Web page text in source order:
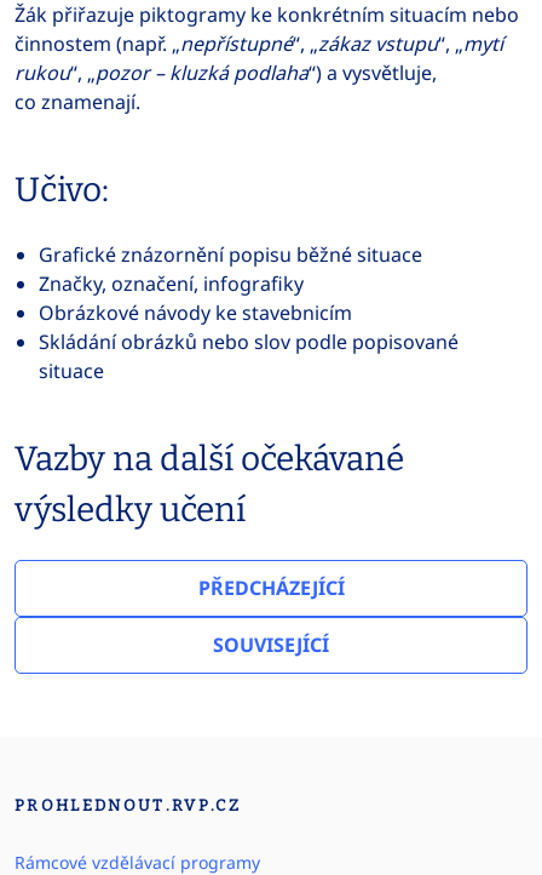
Žák přiřazuje piktogramy ke konkrétním situacím nebo
činnostem (např. „nepřístupné“, „zákaz vstupu“, „mytí
rukou“, „pozor – kluzká podlaha“) a vysvětluje,
co znamenají.
Učivo:
Grafické znázornění popisu běžné situace
Značky, označení, infografiky
Obrázkové návody ke stavebnicím
Skládání obrázků nebo slov podle popisované
situace
Vazby na další očekávané
výsledky učení
PŘEDCHÁZEJÍCÍ
SOUVISEJÍCÍ
PROHLEDNOUT.RVP.CZ
Rámcové vzdělávací programy